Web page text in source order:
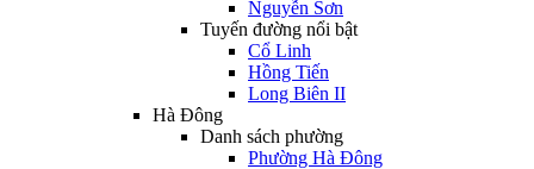
Nguyễn Sơn
Tuyến đường nổi bật
Cổ Linh
Hồng Tiến
Long Biên II
Hà Đông
Danh sách phường
Phường Hà Đông